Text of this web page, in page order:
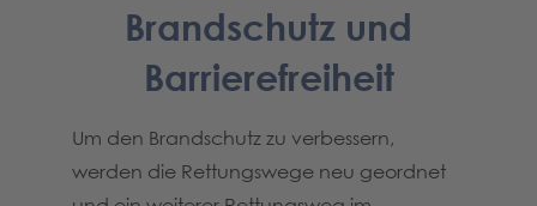
Brandschutz und
Barrierefreiheit
Um den Brandschutz zu verbessern,
werden die Rettungswege neu geordnet